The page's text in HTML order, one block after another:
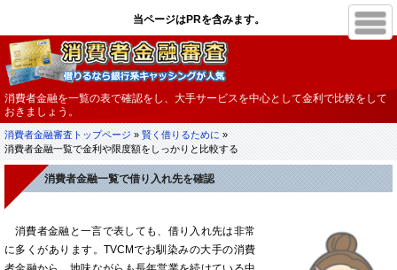
消費者金融を一覧の表で確認をし、大手サービスを中心として金利で比較をして
おきましょう。
消費者金融審査トップページ»賢く借りるために»
消費者金融一覧で金利や限度額をしっかりと比較する
消費者金融一覧で借り入れ先を確認
消費者金融と一言で表しても、借り入れ先は非常
に多くがあります。TVCMでお馴染みの大手の消費